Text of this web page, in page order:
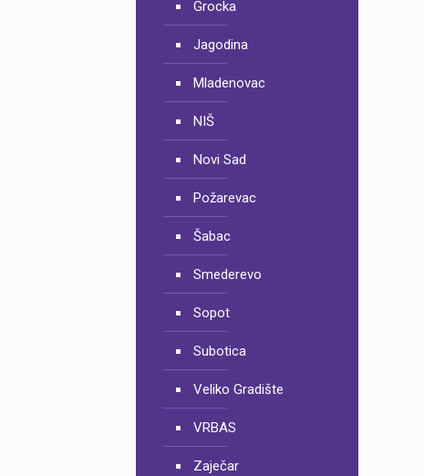
Grocka
Jagodina
Mladenovac
NIŠ
Novi Sad
Požarevac
Šabac
Smederevo
Sopot
Subotica
Veliko Gradište
VRBAS
Zaječar